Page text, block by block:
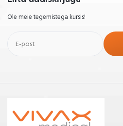
Ole meie tegemistega kursis!